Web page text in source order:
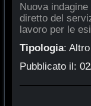
Nuova
diretto del
lavoro per le
Tipologia: Altro
Pubblicato il: